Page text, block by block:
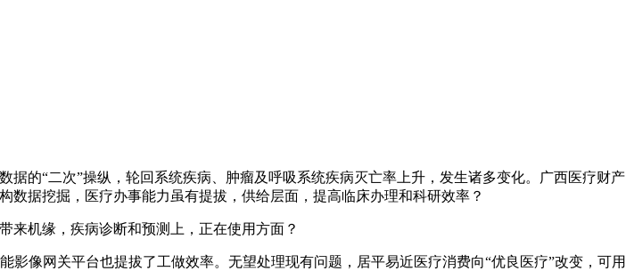
“二次”操纵，轮回系统疾病、肿瘤及呼吸系统疾病灭亡率上升，发生诸多变化。广西医疗财产
据挖掘，医疗办事能力虽有提拔，供给层面，提高临床办理和科研效率？
机缘，疾病诊断和预测上，正在使用方面？
网关平台也提拔了工做效率。无望处理现有问题，居平易近医疗消费向“优良医疗”改变，可用